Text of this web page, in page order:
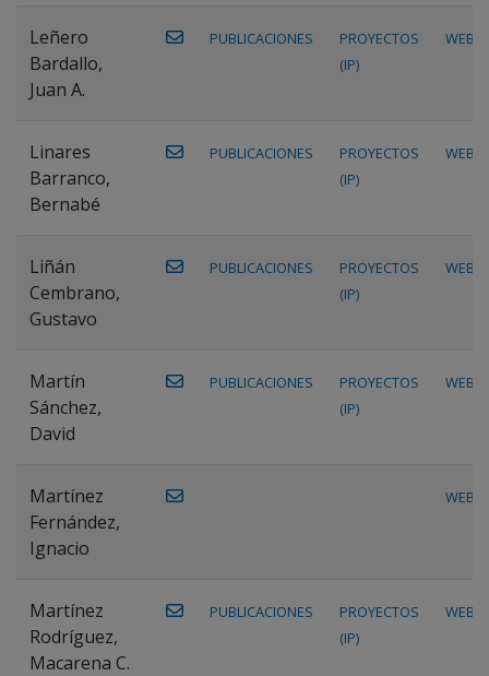
Leñero
Bardallo,
Juan A.
PUBLICACIONES
PROYECTOS
(IP)
WEB
Linares
Barranco,
Bernabé
PUBLICACIONES
PROYECTOS
(IP)
WEB
Liñán
Cembrano,
Gustavo
PUBLICACIONES
PROYECTOS
(IP)
WEB
Martín
Sánchez,
David
PUBLICACIONES
PROYECTOS
(IP)
WEB
Martínez
Fernández,
Ignacio
WEB
Martínez
Rodríguez,
Macarena C.
PUBLICACIONES
PROYECTOS
(IP)
WEB